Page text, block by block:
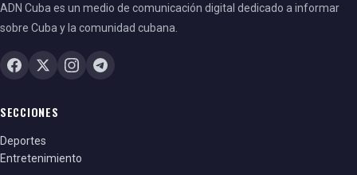
ADN Cuba es un medio de comunicación digital dedicado a informar
sobre Cuba y la comunidad cubana.
SECCIONES
Deportes
Entretenimiento